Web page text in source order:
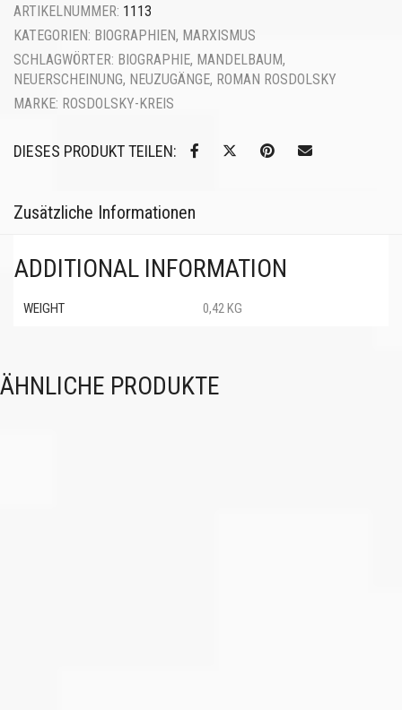
ARTIKELNUMMER: 1113
KATEGORIEN: BIOGRAPHIEN, MARXISMUS
SCHLAGWÖRTER: BIOGRAPHIE, MANDELBAUM,
NEUERSCHEINUNG, NEUZUGÄNGE, ROMAN ROSDOLSKY
MARKE: ROSDOLSKY-KREIS
DIESES PRODUKT TEILEN:
Zusätzliche Informationen
ADDITIONAL INFORMATION
WEIGHT 0,42 KG
ÄHNLICHE PRODUKTE